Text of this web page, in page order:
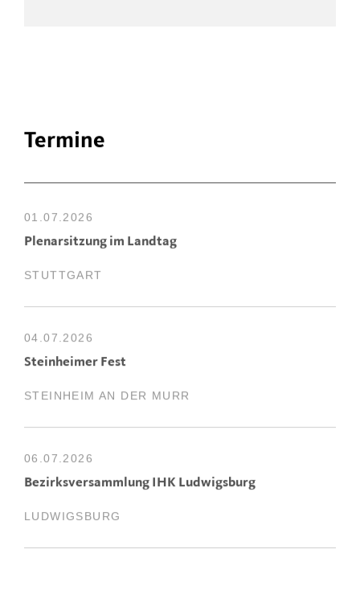
Termine
01.07.2026
Plenarsitzung im Landtag
STUTTGART
04.07.2026
Steinheimer Fest
STEINHEIM AN DER MURR
06.07.2026
Bezirksversammlung IHK Ludwigsburg
LUDWIGSBURG